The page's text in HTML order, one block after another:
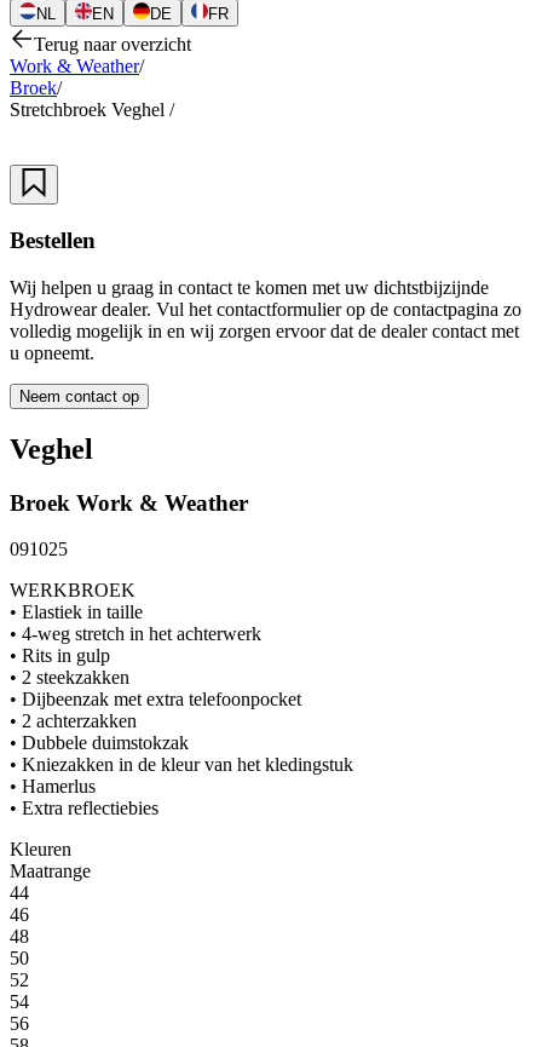
NL EN DE FR
Terug naar overzicht
Work & Weather/
Broek/
Stretchbroek Veghel /
Bestellen
Wij helpen u graag in contact te komen met uw dichtstbijzijnde
Hydrowear dealer. Vul het contactformulier op de contactpagina zo
volledig mogelijk in en wij zorgen ervoor dat de dealer contact met
u opneemt.
Neem contact op
Veghel
Broek Work & Weather
091025
WERKBROEK
• Elastiek in taille
• 4-weg stretch in het achterwerk
• Rits in gulp
• 2 steekzakken
• Dijbeenzak met extra telefoonpocket
• 2 achterzakken
• Dubbele duimstokzak
• Kniezakken in de kleur van het kledingstuk
• Hamerlus
• Extra reflectiebies
Kleuren
Maatrange
44
46
48
50
52
54
56